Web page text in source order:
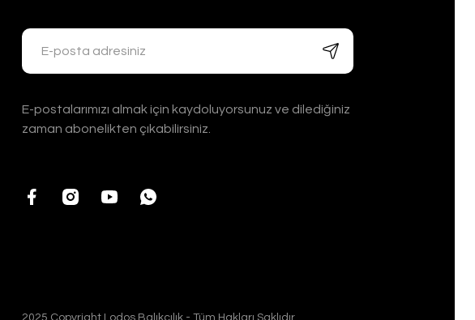
E-postalarımızı almak için kaydoluyorsunuz ve dilediğiniz
zaman abonelikten çıkabilirsiniz.
2025 Copyright Lodos Balıkçılık - Tüm Hakları Saklıdır.